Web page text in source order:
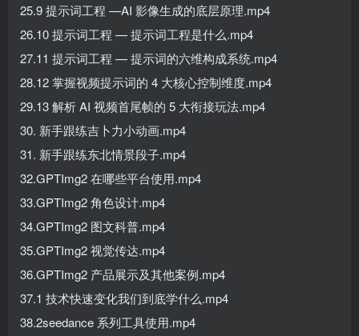
25.9 提示词工程 —AI 影像生成的底层原理.mp4
26.10 提示词工程 — 提示词工程是什么.mp4
27.11 提示词工程 — 提示词的六维构成系统.mp4
28.12 掌握视频提示词的 4 大核心控制维度.mp4
29.13 解析 AI 视频首尾帧的 5 大衔接玩法.mp4
30. 新手跟练吉卜力小动画.mp4
31. 新手跟练东北情景段子.mp4
32.GPTImg2 在哪些平台使用.mp4
33.GPTImg2 角色设计.mp4
34.GPTImg2 图文科普.mp4
35.GPTImg2 视觉传达.mp4
36.GPTImg2 产品展示及其他案例.mp4
37.1 技术快速变化我们到底学什么.mp4
38.2seedance 系列工具使用.mp4